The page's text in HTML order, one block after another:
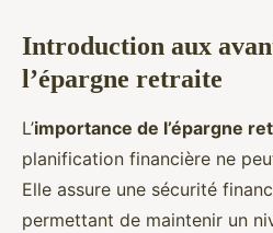
Introduction aux
l’épargne retraite
L’importance de l’épargne
planification financière ne
Elle assure une sécurité
permettant de maintenir un